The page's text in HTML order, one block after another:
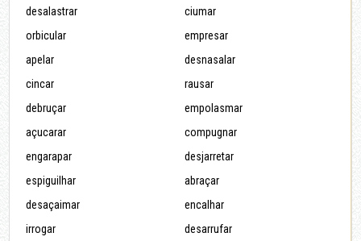
desalastrar
ciumar
orbicular
empresar
apelar
desnasalar
cincar
rausar
debruçar
empolasmar
açucarar
compugnar
engarapar
desjarretar
espiguilhar
abraçar
desaçaimar
encalhar
irrogar
desarrufar